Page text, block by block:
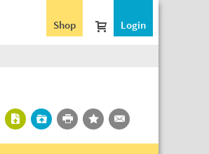
Login
Shop